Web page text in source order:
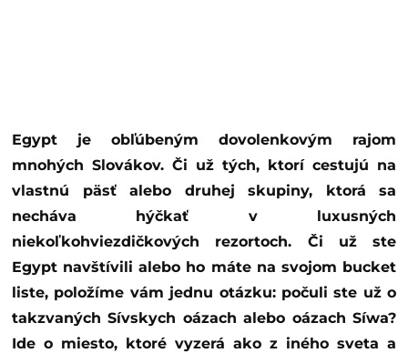
Egypt je obľúbeným dovolenkovým rajom
mnohých Slovákov. Či už tých, ktorí cestujú na
vlastnú päsť alebo druhej skupiny, ktorá sa
necháva hýčkať v luxusných
niekoľkohviezdičkových rezortoch. Či už ste
Egypt navštívili alebo ho máte na svojom bucket
liste, položíme vám jednu otázku: počuli ste už o
takzvaných Sívskych oázach alebo oázach Síwa?
Ide o miesto, ktoré vyzerá ako z iného sveta a